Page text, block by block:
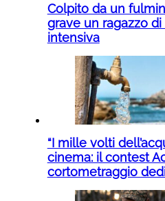
Colpito da un
grave un ragazzo
intensiva
“I mille volti
cinema: il contest
cortometraggio